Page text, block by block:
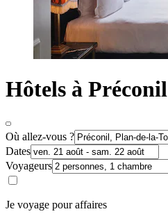
Hôtels à Préconil
Où allez-vous ?
Dates
Voyageurs
Je voyage pour affaires